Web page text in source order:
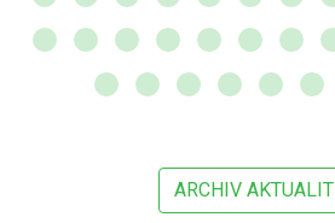
ARCHIV AKTUALIT